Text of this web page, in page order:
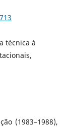
técnica à
(1983–1988),